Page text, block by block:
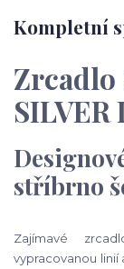
Kompletní
Zrcadlo
SILVER
stříbrno
Zajímavé
vypracovanou linií